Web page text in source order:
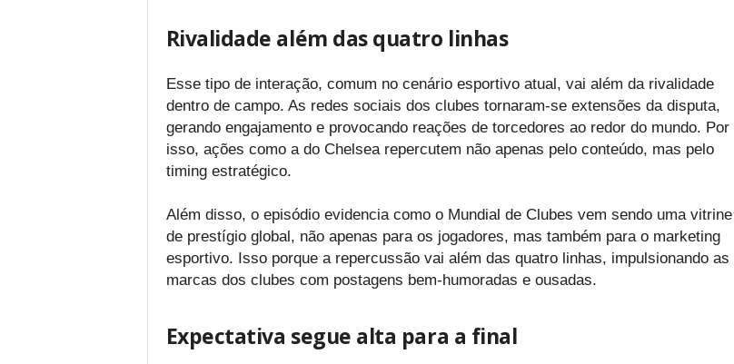
Rivalidade além das quatro linhas
Esse tipo de interação, comum no cenário esportivo atual, vai além da rivalidade
dentro de campo. As redes sociais dos clubes tornaram-se extensões da disputa,
gerando engajamento e provocando reações de torcedores ao redor do mundo. Por
isso, ações como a do Chelsea repercutem não apenas pelo conteúdo, mas pelo
timing estratégico.
Além disso, o episódio evidencia como o Mundial de Clubes vem sendo uma vitrine
de prestígio global, não apenas para os jogadores, mas também para o marketing
esportivo. Isso porque a repercussão vai além das quatro linhas, impulsionando as
marcas dos clubes com postagens bem-humoradas e ousadas.
Expectativa segue alta para a final